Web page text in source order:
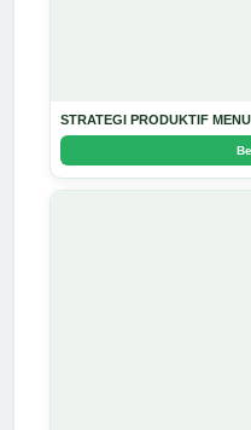
STRATEGI PRODUKTIF